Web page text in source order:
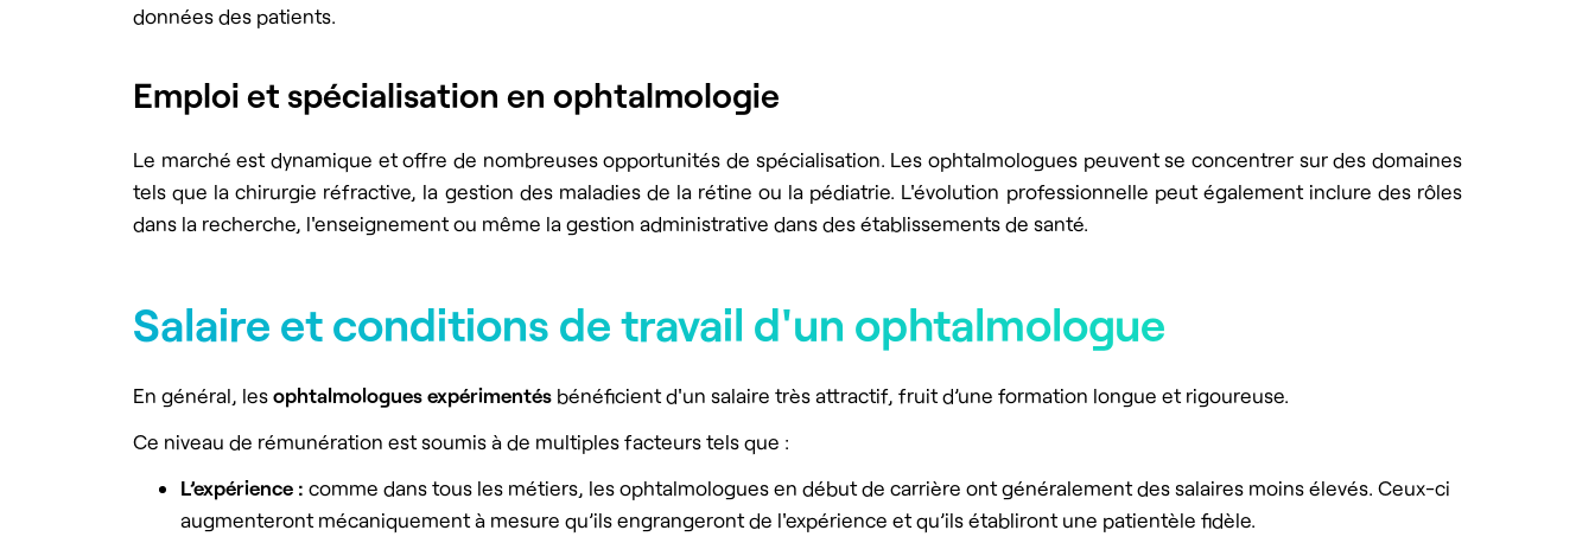
données des patients.
Emploi et spécialisation en ophtalmologie
Le marché est dynamique et offre de nombreuses opportunités de spécialisation. Les ophtalmologues peuvent se concentrer sur des domaines
tels que la chirurgie réfractive, la gestion des maladies de la rétine ou la pédiatrie. L'évolution professionnelle peut également inclure des rôles
dans la recherche, l'enseignement ou même la gestion administrative dans des établissements de santé.
Salaire et conditions de travail d'un ophtalmologue
En général, les ophtalmologues expérimentés bénéficient d'un salaire très attractif, fruit d’une formation longue et rigoureuse.
Ce niveau de rémunération est soumis à de multiples facteurs tels que :
L’expérience : comme dans tous les métiers, les ophtalmologues en début de carrière ont généralement des salaires moins élevés. Ceux-ci
augmenteront mécaniquement à mesure qu’ils engrangeront de l'expérience et qu’ils établiront une patientèle fidèle.